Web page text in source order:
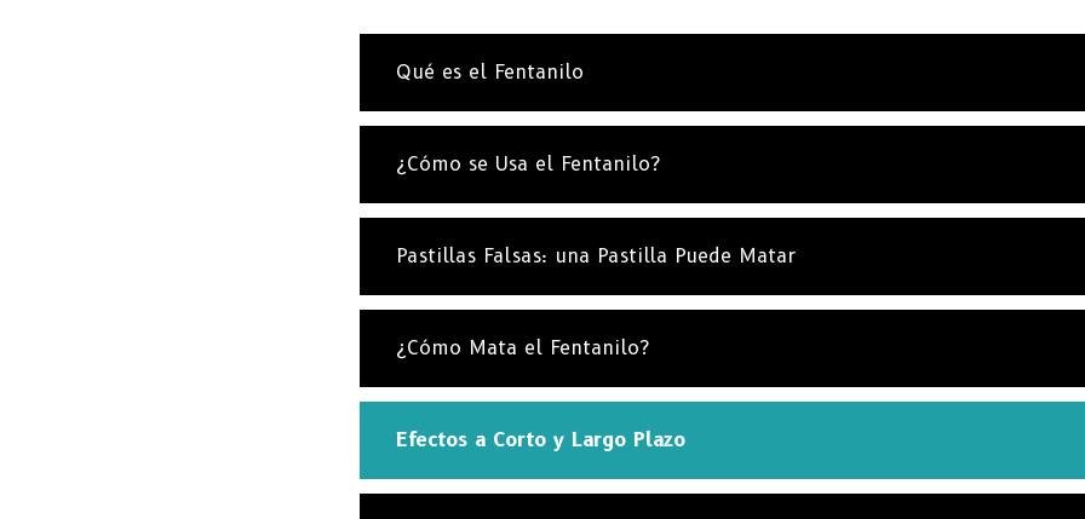
Qué es el Fentanilo
¿Cómo se Usa el Fentanilo?
Pastillas Falsas: una Pastilla Puede Matar
¿Cómo Mata el Fentanilo?
Efectos a Corto y Largo Plazo
nuestras noticias más recientes y actualizaciones en tu bandeja
entrada.